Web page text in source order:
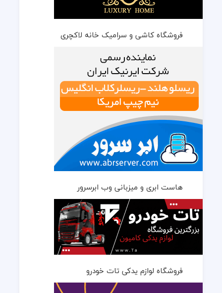
فروشگاه کاشی و سرامیک خانه لاکچری
هاست ابری و میزبانی وب ابرسرور
فروشگاه لوازم یدکی تات خودرو